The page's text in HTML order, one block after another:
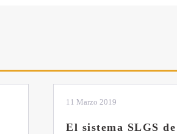
04 Marzo 2019
Dos nuevas grúas